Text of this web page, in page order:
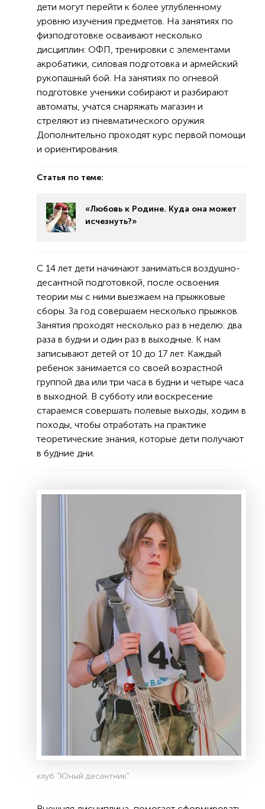
дети могут перейти к более углубленному
уровню изучения предметов. На занятиях по
физподготовке осваивают несколько
дисциплин: ОФП, тренировки с элементами
акробатики, силовая подготовка и армейский
рукопашный бой. На занятиях по огневой
подготовке ученики собирают и разбирают
автоматы, учатся снаряжать магазин и
стреляют из пневматического оружия.
Дополнительно проходят курс первой помощи
и ориентирования.
Статья по теме:
«Любовь к Родине. Куда она может
исчезнуть?»
С 14 лет дети начинают заниматься воздушно-
десантной подготовкой, после освоения
теории мы с ними выезжаем на прыжковые
сборы. За год совершаем несколько прыжков.
Занятия проходят несколько раз в неделю: два
раза в будни и один раз в выходные. К нам
записывают детей от 10 до 17 лет. Каждый
ребенок занимается со своей возрастной
группой два или три часа в будни и четыре часа
в выходной. В субботу или воскресение
стараемся совершать полевые выходы, ходим в
походы, чтобы отработать на практике
теоретические знания, которые дети получают
в будние дни.
клуб "Юный десантник"